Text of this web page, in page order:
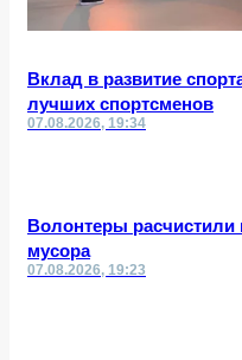
Вклад в развитие
лучших спортсменов
07.08.2026, 19:34
Волонтеры
мусора
07.08.2026, 19:23